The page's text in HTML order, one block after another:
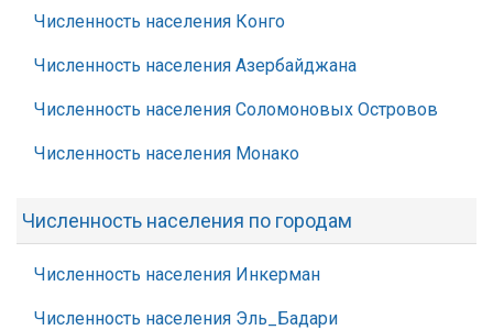
Численность населения Конго
Численность населения Азербайджана
Численность населения Соломоновых Островов
Численность населения Монако
Численность населения по городам
Численность населения Инкерман
Численность населения Эль_Бадари